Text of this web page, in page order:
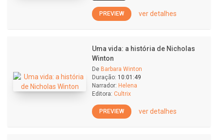
PREVIEW ver detalhes
Uma vida: a história de Nicholas
Winton
De Barbara Winton
Duração: 10:01:49
Narrador: Helena
Editora: Cultrix
PREVIEW ver detalhes